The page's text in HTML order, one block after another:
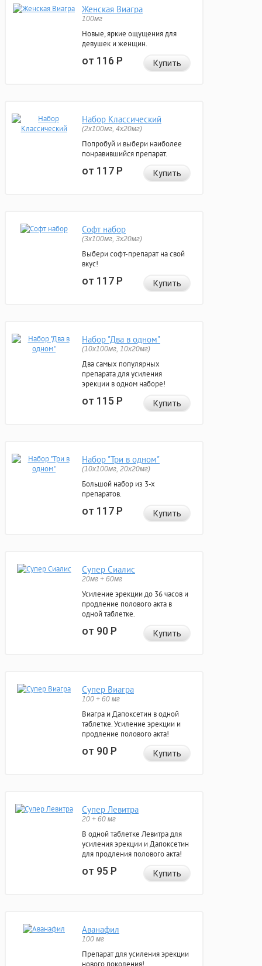
Женская Виагра
100мг
Новые, яркие ощущения для
девушек и женщин.
от 116Р Купить
Набор Классический
(2x100мг, 4x20мг)
Попробуй и выбери наиболее
понравившийся препарат.
от 117Р Купить
Софт набор
(3x100мг, 3x20мг)
Выбери софт-препарат на свой
вкус!
от 117Р Купить
Набор "Два в одном"
(10x100мг, 10x20мг)
Два самых популярных
препарата для усиления
эрекции в одном наборе!
от 115Р Купить
Набор "Три в одном"
(10x100мг, 20x20мг)
Большой набор из 3-х
препаратов.
от 117Р Купить
Супер Сиалис
20мг + 60мг
Усиление эрекции до 36 часов и
продление полового акта в
одной таблетке.
от 90Р Купить
Супер Виагра
100 + 60 мг
Виагра и Дапоксетин в одной
таблетке. Усиление эрекции и
продление полового акта!
от 90Р Купить
Супер Левитра
20 + 60 мг
В одной таблетке Левитра для
усиления эрекции и Дапоксетин
для продления полового акта!
от 95Р Купить
Аванафил
100 мг
Препарат для усиления эрекции